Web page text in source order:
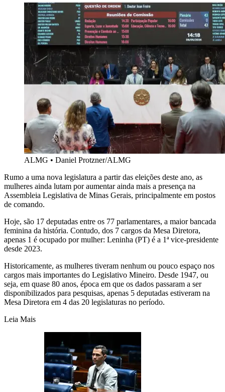
ALMG • Daniel Protzner/ALMG
Rumo a uma nova legislatura a partir das eleições deste ano, as
mulheres ainda lutam por aumentar ainda mais a presença na
Assembleia Legislativa de Minas Gerais, principalmente em postos
de comando.
Hoje, são 17 deputadas entre os 77 parlamentares, a maior bancada
feminina da história. Contudo, dos 7 cargos da Mesa Diretora,
apenas 1 é ocupado por mulher: Leninha (PT) é a 1ª vice-presidente
desde 2023.
Historicamente, as mulheres tiveram nenhum ou pouco espaço nos
cargos mais importantes do Legislativo Mineiro. Desde 1947, ou
seja, em quase 80 anos, época em que os dados passaram a ser
disponibilizados para pesquisas, apenas 5 deputadas estiveram na
Mesa Diretora em 4 das 20 legislaturas no período.
Leia Mais